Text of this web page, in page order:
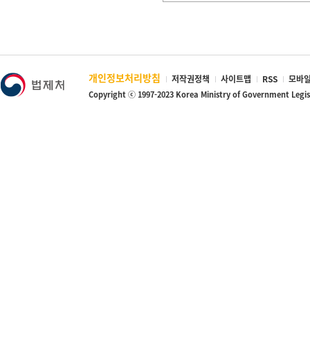
개인정보처리방침 저작권정책 사이트맵 RSS 모바
Copyright ⓒ 1997-2023 Korea Ministry of Government